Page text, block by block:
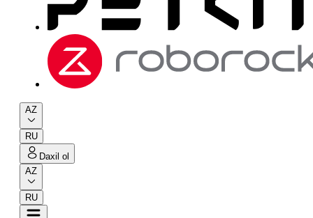
AZ
RU
Daxil ol
AZ
RU